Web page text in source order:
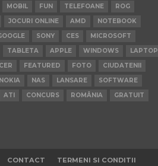
MOBIL FUN TELEFOANE
ROG
JOCURI ONLINE AMD
NOTEBOOK
SONY CES
MICROSOFT
TABLETA APPLE WINDOWS
LAPTOP
FEATURED FOTO
CIUDATENII
NOKIA NAS LANSARE
SOFTWARE
ATI CONCURS ROMÂNIA
GRATUIT
CONTACT
TERMENI SI CONDITII